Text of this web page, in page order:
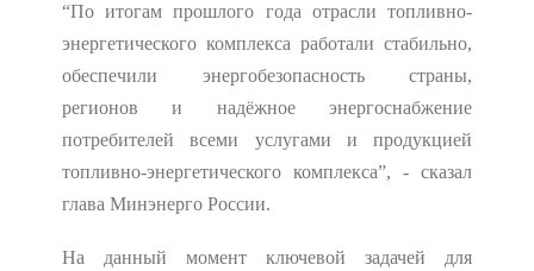
“По итогам прошлого года отрасли топливно-
энергетического комплекса работали стабильно,
обеспечили энергобезопасность страны,
регионов и надёжное энергоснабжение
потребителей всеми услугами и продукцией
топливно-энергетического комплекса”, - сказал
глава Минэнерго России.
На данный момент ключевой задачей для